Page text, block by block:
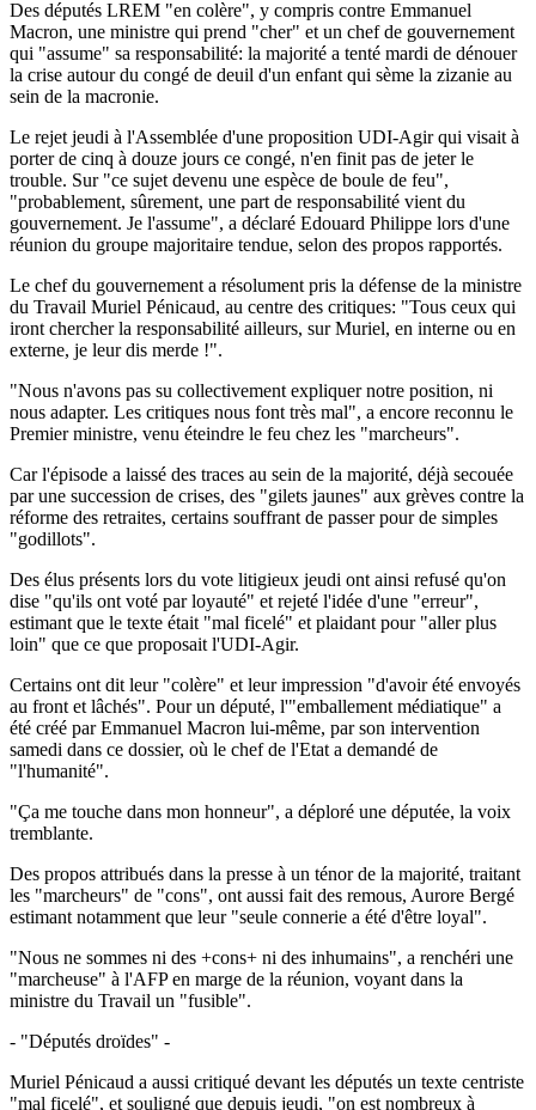
Des députés LREM "en colère", y compris contre Emmanuel
Macron, une ministre qui prend "cher" et un chef de gouvernement
qui "assume" sa responsabilité: la majorité a tenté mardi de dénouer
la crise autour du congé de deuil d'un enfant qui sème la zizanie au
sein de la macronie.
Le rejet jeudi à l'Assemblée d'une proposition UDI-Agir qui visait à
porter de cinq à douze jours ce congé, n'en finit pas de jeter le
trouble. Sur "ce sujet devenu une espèce de boule de feu",
"probablement, sûrement, une part de responsabilité vient du
gouvernement. Je l'assume", a déclaré Edouard Philippe lors d'une
réunion du groupe majoritaire tendue, selon des propos rapportés.
Le chef du gouvernement a résolument pris la défense de la ministre
du Travail Muriel Pénicaud, au centre des critiques: "Tous ceux qui
iront chercher la responsabilité ailleurs, sur Muriel, en interne ou en
externe, je leur dis merde !".
"Nous n'avons pas su collectivement expliquer notre position, ni
nous adapter. Les critiques nous font très mal", a encore reconnu le
Premier ministre, venu éteindre le feu chez les "marcheurs".
Car l'épisode a laissé des traces au sein de la majorité, déjà secouée
par une succession de crises, des "gilets jaunes" aux grèves contre la
réforme des retraites, certains souffrant de passer pour de simples
"godillots".
Des élus présents lors du vote litigieux jeudi ont ainsi refusé qu'on
dise "qu'ils ont voté par loyauté" et rejeté l'idée d'une "erreur",
estimant que le texte était "mal ficelé" et plaidant pour "aller plus
loin" que ce que proposait l'UDI-Agir.
Certains ont dit leur "colère" et leur impression "d'avoir été envoyés
au front et lâchés". Pour un député, l'"emballement médiatique" a
été créé par Emmanuel Macron lui-même, par son intervention
samedi dans ce dossier, où le chef de l'Etat a demandé de
"l'humanité".
"Ça me touche dans mon honneur", a déploré une députée, la voix
tremblante.
Des propos attribués dans la presse à un ténor de la majorité, traitant
les "marcheurs" de "cons", ont aussi fait des remous, Aurore Bergé
estimant notamment que leur "seule connerie a été d'être loyal".
"Nous ne sommes ni des +cons+ ni des inhumains", a renchéri une
"marcheuse" à l'AFP en marge de la réunion, voyant dans la
ministre du Travail un "fusible".
- "Députés droïdes" -
Muriel Pénicaud a aussi critiqué devant les députés un texte centriste
"mal ficelé", et souligné que depuis jeudi, "on est nombreux à